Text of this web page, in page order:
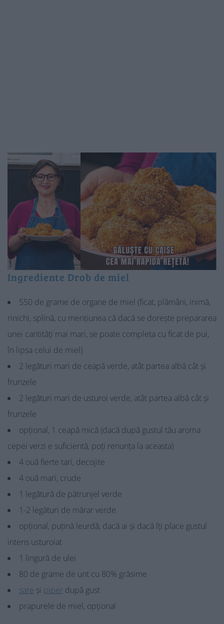
Ingrediente Drob de miel
550 de grame de organe de miel (ficat, plămâni, inimă,
rinichi, splină, cu mențiunea că dacă se dorește prepararea
unei cantități mai mari, se poate completa cu ficat de pui,
în lipsa celui de miel)
2 legături mari de ceapă verde, atât partea albă cât și
frunzele
2 legături mari de usturoi verde, atât partea albă cât și
frunzele
opțional, 1 ceapă mică (dacă după gustul tău aroma
cepei verzi e suficientă, poți renunța la aceasta)
4 ouă fierte tari, decojite
4 ouă mari, crude
1 legătură de pătrunjel verde
1-2 legături de mărar verde
opțional, puțină leurdă, dacă ai și dacă îți place gustul
intens usturoiat
1 lingură de ulei
80 de grame de unt cu 80% grăsime
sare și piper după gust
prapurele de miel, opțional